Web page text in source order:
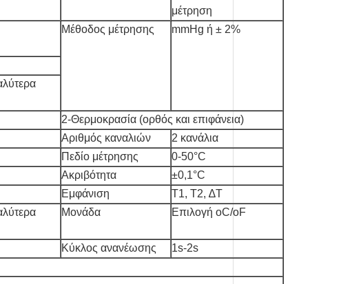
μέτρηση
Μέθοδος μέτρησης mmHg ή ± 2%
2-Θερμοκρασία (ορθός και επιφάνεια)
Αριθμός καναλιών
2 κανάλια
Πεδίο μέτρησης
0-50°C
Ακριβότητα
±0,1°C
Εμφάνιση
Τ1, Τ2, ∆Τ
Μονάδα Επιλογή oC/oF
Κύκλος ανανέωσης
1s-2s